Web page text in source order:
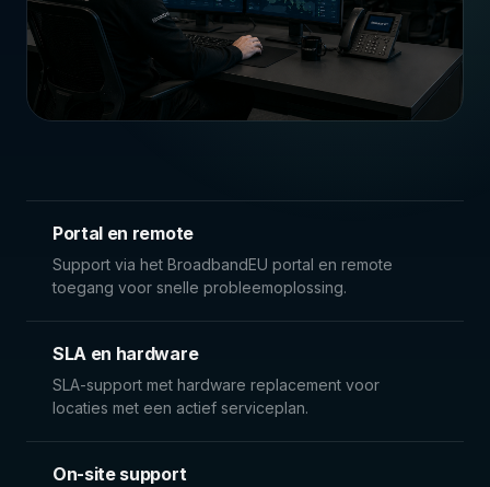
Portal en remote
Support via het BroadbandEU portal en remote
toegang voor snelle probleemoplossing.
SLA en hardware
SLA-support met hardware replacement voor
locaties met een actief serviceplan.
On-site support